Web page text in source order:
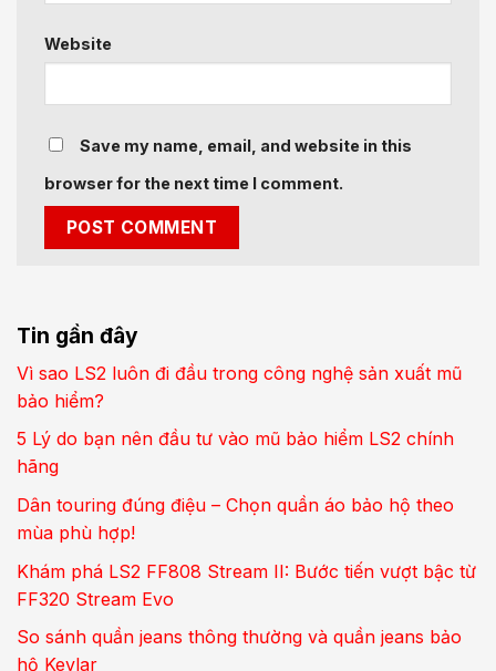
Website
Save my name, email, and website in this
browser for the next time I comment.
Tin gần đây
Vì sao LS2 luôn đi đầu trong công nghệ sản xuất mũ
bảo hiểm?
5 Lý do bạn nên đầu tư vào mũ bảo hiểm LS2 chính
hãng
Dân touring đúng điệu – Chọn quần áo bảo hộ theo
mùa phù hợp!
Khám phá LS2 FF808 Stream II: Bước tiến vượt bậc từ
FF320 Stream Evo
So sánh quần jeans thông thường và quần jeans bảo
hộ Kevlar